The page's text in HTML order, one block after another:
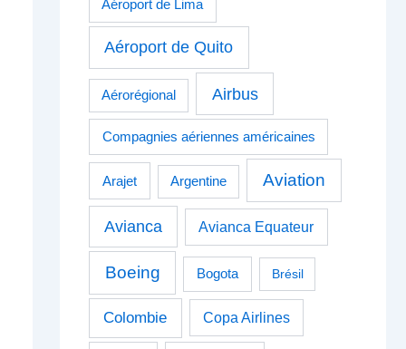
Aéroport de Lima
Aéroport de Quito
Aérorégional Airbus
Compagnies aériennes américaines
Arajet Argentine Aviation
Avianca Avianca Equateur
Boeing Bogota Brésil
Colombie Copa Airlines